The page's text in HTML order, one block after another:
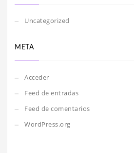
Uncategorized
META
Acceder
Feed de entradas
Feed de comentarios
WordPress.org